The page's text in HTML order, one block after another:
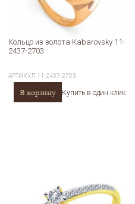
Кольцо из золота Kabarovsky 11-
2437-2703
АРТИКУЛ 11-2437-2703
В корзину Купить в один клик